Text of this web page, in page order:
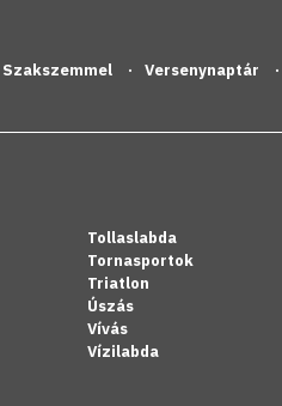
Szakszemmel Versenynaptár
Tollaslabda
Tornasportok
Triatlon
Úszás
Vívás
Vízilabda